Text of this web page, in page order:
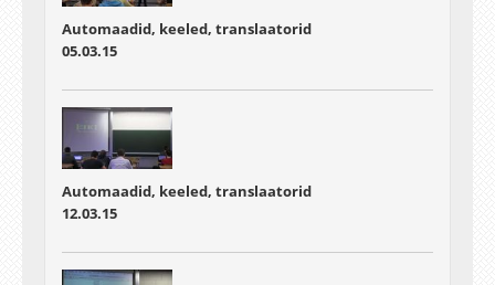
Automaadid, keeled, translaatorid
05.03.15
Automaadid, keeled, translaatorid
12.03.15